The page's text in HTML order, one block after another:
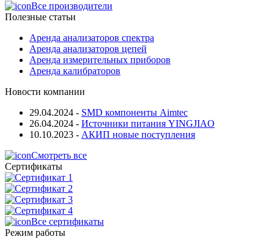
Все производители
Полезные статьи
Аренда анализаторов спектра
Аренда анализаторов цепей
Аренда измерительных приборов
Аренда калибраторов
Новости компании
29.04.2024 - SMD компоненты Aimtec
26.04.2024 - Источники питания YINGJIAO
10.10.2023 - АКИП новые поступления
Смотреть все
Сертификаты
Все сертификаты
Режим работы